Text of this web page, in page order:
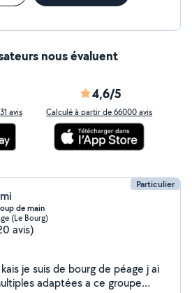
nous évaluent
avis
4,6/5
Calculé à partir de 66000 avis
Particulier
de main
(Le Bourg)
avis)
je suis de bourg de péage j ai
adaptées a ce groupe